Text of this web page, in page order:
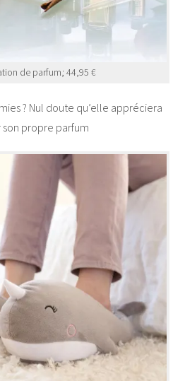
de parfum; 44,95 €
? Nul doute qu’elle appréciera
propre parfum